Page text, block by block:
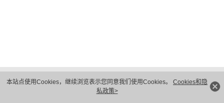
本站点使用Cookies，继续浏览表示您同意我们使用Cookies。 Cookies和隐
私政策>
隐私保护